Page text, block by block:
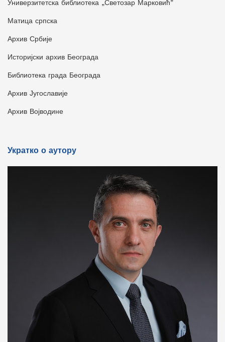
Универзитетска библиотека „Светозар Марковић”
Матица српска
Архив Србије
Историјски архив Београда
Библиотека града Београда
Архив Југославије
Архив Војводине
Укратко о аутору